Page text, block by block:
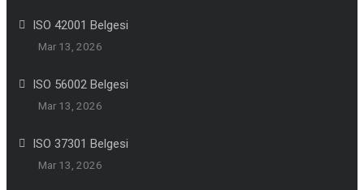
ISO 42001 Belgesi
Mar 13, 2026
ISO 56002 Belgesi
Mar 13, 2026
ISO 37301 Belgesi
Mar 13, 2026